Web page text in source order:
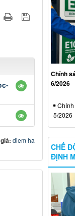
diem ha
Chính
6/2026
Chính
5/2026
CHẾ
ĐỊNH